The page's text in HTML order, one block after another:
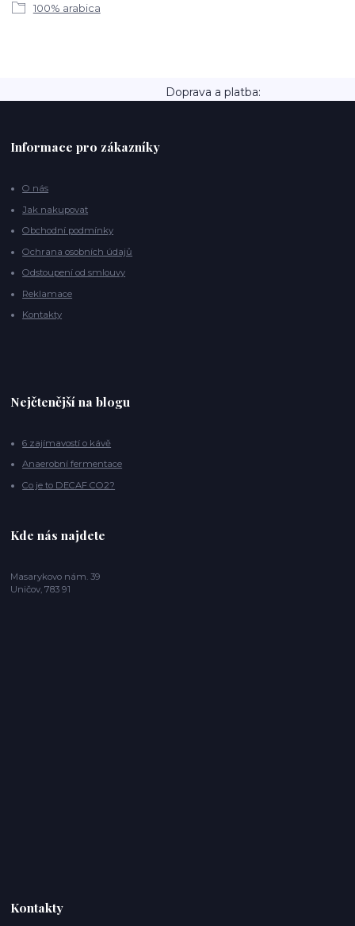
100% arabica
Doprava a platba:
Informace pro zákazníky
O nás
Jak nakupovat
Obchodní podmínky
Ochrana osobních údajů
Odstoupení od smlouvy
Reklamace
Kontakty
Nejčtenější na blogu
6 zajímavostí o kávě
Anaerobní fermentace
Co je to DECAF CO2?
Kde nás najdete
Masarykovo nám. 39
Uničov, 783 91
Kontakty